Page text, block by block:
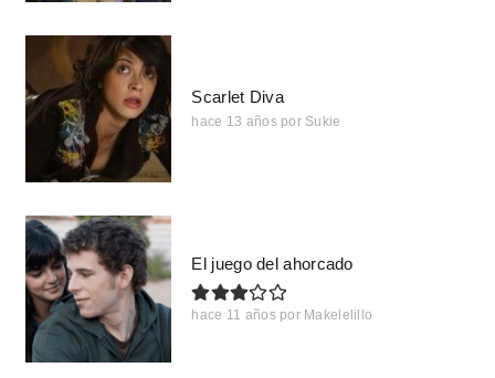
Scarlet Diva
hace 13 años por Sukie
El juego del ahorcado
hace 11 años por Makelelillo